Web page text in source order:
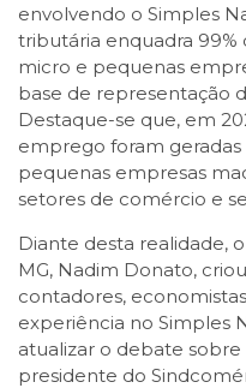
envolvendo o Simples
tributária enquadra 99%
micro e pequenas
base de representação
Destaque-se que, em
emprego foram
pequenas empresas
setores de comércio e
Diante desta realidade,
MG, Nadim Donato,
contadores,
experiência no Simples
atualizar o debate
presidente do